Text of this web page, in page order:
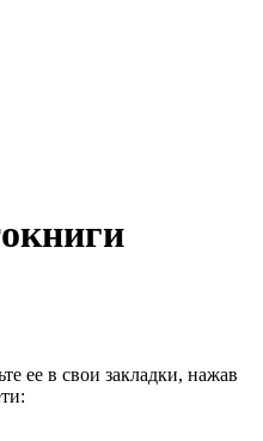
ее в свои закладки, нажав